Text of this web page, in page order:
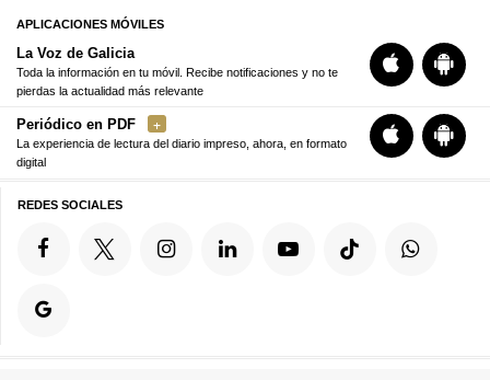
APLICACIONES MÓVILES
La Voz de Galicia
Toda la información en tu móvil. Recibe notificaciones y no te
pierdas la actualidad más relevante
Periódico en PDF
La experiencia de lectura del diario impreso, ahora, en formato
digital
REDES SOCIALES